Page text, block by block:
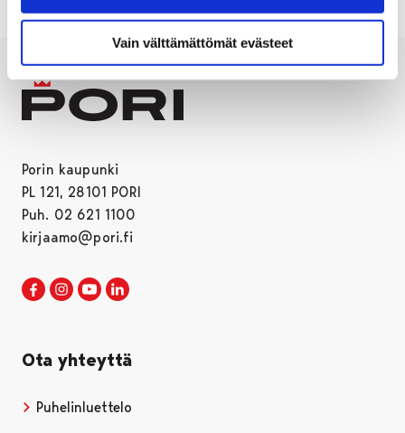
Vain välttämättömät evästeet
Porin kaupunki
PL 121, 28101 PORI
Puh. 02 621 1100
kirjaamo@pori.fi
Porin kaupunki Facebookissa
Avautuu uudessa välilehdessä
Porin kaupunki Instagramissa
Avautuu uudessa välilehdessä
Porin kaupunki Youtubessa
Avautuu uudessa välilehdessä
Ota yhteyttä
Puhelinluettelo